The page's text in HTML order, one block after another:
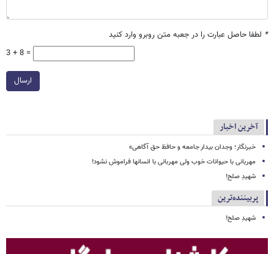
* لطفا حاصل عبارت را در جعبه متن روبرو وارد کنید
3 + 8 =
ارسال
آخرین اخبار
خبرنگار؛ وجدان بیدار جامعه و حافظ حق آگاهی»
مهربانی با حیوانات خوب ولی مهربانی با انسانها فراموش نشود!
شهیدِ صلح!
پربیننده‌ترین
شهیدِ صلح!